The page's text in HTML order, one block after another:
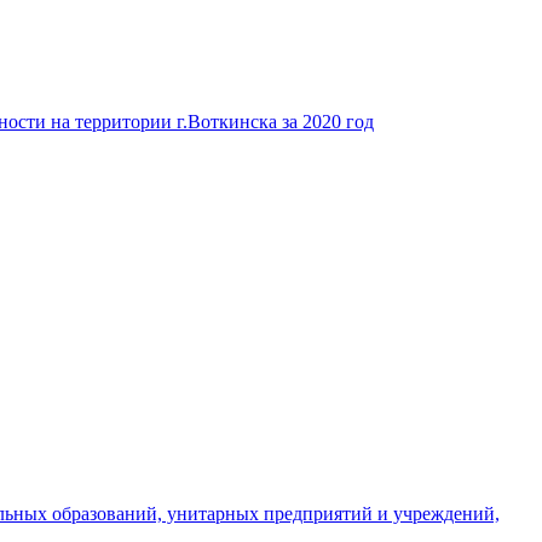
на территории г.Воткинска за 2020 год
образований, унитарных предприятий и учреждений,